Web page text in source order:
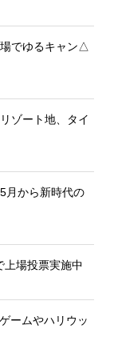
でゆるキャン△
ゾート地、タイ
月から新時代の
上場投票実施中
ームやハリウッ